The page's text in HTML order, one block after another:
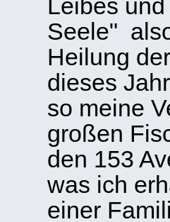
Leibes
Seele"
Heilung
dieses
so meine
großen
den 153
was ich
einer